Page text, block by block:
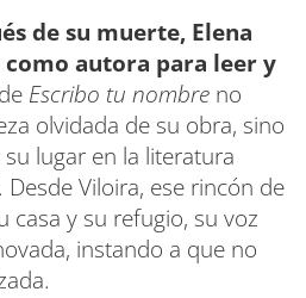
de su muerte, Elena
autora para leer y
Escribo tu nombre no
olvidada de su obra, sino
lugar en la literatura
Desde Viloira, ese rincón de
casa y su refugio, su voz
instando a que no